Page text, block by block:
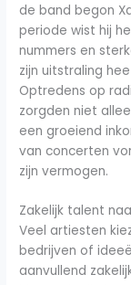
de band begon
periode wist hij
nummers en
zijn uitstraling
Optredens op
zorgden niet
een groeiend
van concerten
zijn vermogen.
Zakelijk talent
Veel artiesten
bedrijven of
aanvullend